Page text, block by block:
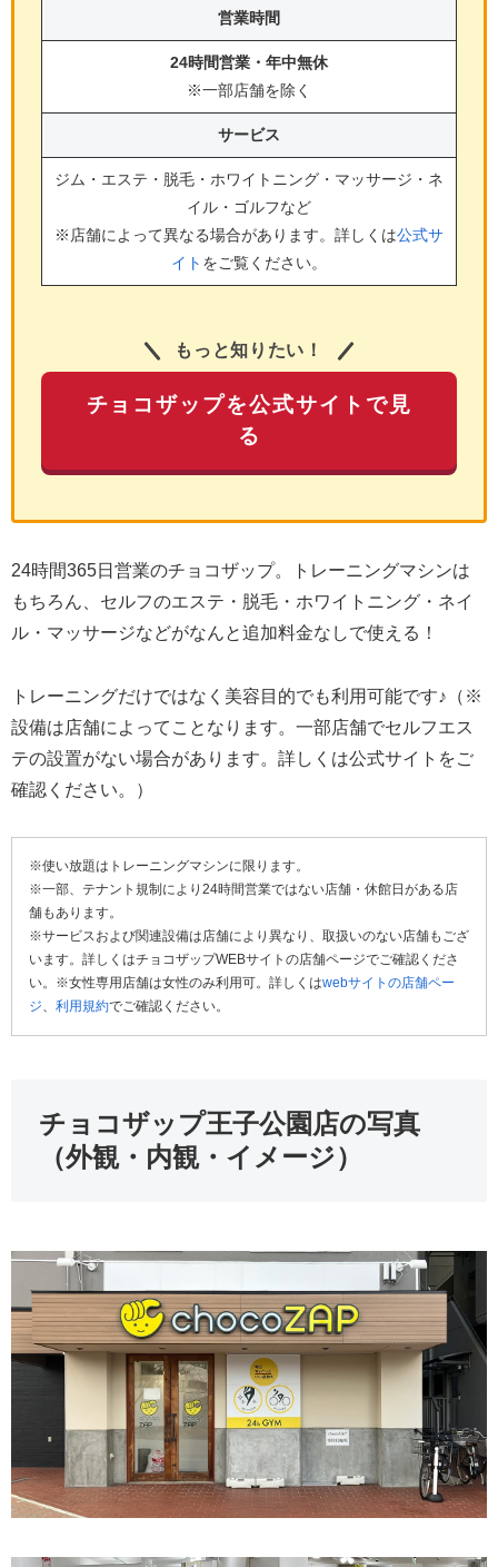
営業時間
24時間営業・年中無休
※一部店舗を除く
サービス
ジム・エステ・脱毛・ホワイトニング・マッサージ・ネ
イル・ゴルフなど
※店舗によって異なる場合があります。詳しくは公式サ
イト をご覧ください。
もっと知りたい！
チョコザップを公式サイトで見
る
24時間365日営業のチョコザップ。トレーニングマシンは
もちろん、セルフのエステ・脱毛・ホワイトニング・ネイ
ル・マッサージなどがなんと追加料金なしで使える！
トレーニングだけではなく美容目的でも利用可能です♪（※
設備は店舗によってことなります。一部店舗でセルフエス
テの設置がない場合があります。詳しくは公式サイトをご
確認ください。）
※使い放題はトレーニングマシンに限ります。
※一部、テナント規制により24時間営業ではない店舗・休館日がある店
舗もあります。
※サービスおよび関連設備は店舗により異なり、取扱いのない店舗もござ
います。詳しくはチョコザップWEBサイトの店舗ページでご確認くださ
い。※女性専用店舗は女性のみ利用可。詳しくはwebサイトの店舗ペー
ジ、 利用規約でご確認ください。
チョコザップ王子公園店の写真
（外観・内観・イメージ）